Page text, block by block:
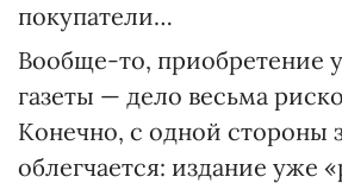
покупатели…
Вообще-то, приобретение
газеты — дело весьма
Конечно, с одной стороны
облегчается: издание уже